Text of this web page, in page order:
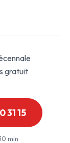
gratuit
31 15
min